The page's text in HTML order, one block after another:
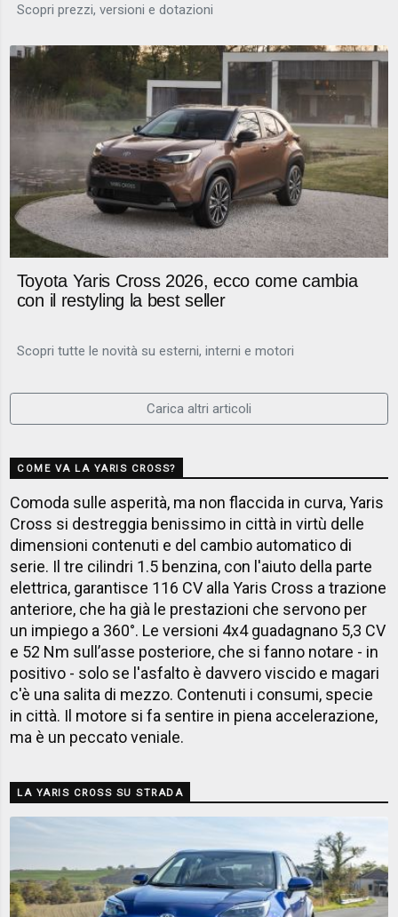
Scopri prezzi, versioni e dotazioni
Toyota Yaris Cross 2026, ecco come cambia
con il restyling la best seller
Scopri tutte le novità su esterni, interni e motori
Carica altri articoli
COME VA LA YARIS CROSS?
Comoda sulle asperità, ma non flaccida in curva, Yaris
Cross si destreggia benissimo in città in virtù delle
dimensioni contenuti e del cambio automatico di
serie. Il tre cilindri 1.5 benzina, con l'aiuto della parte
elettrica, garantisce 116 CV alla Yaris Cross a trazione
anteriore, che ha già le prestazioni che servono per
un impiego a 360°. Le versioni 4x4 guadagnano 5,3 CV
e 52 Nm sull’asse posteriore, che si fanno notare - in
positivo - solo se l'asfalto è davvero viscido e magari
c'è una salita di mezzo. Contenuti i consumi, specie
in città. Il motore si fa sentire in piena accelerazione,
ma è un peccato veniale.
LA YARIS CROSS SU STRADA